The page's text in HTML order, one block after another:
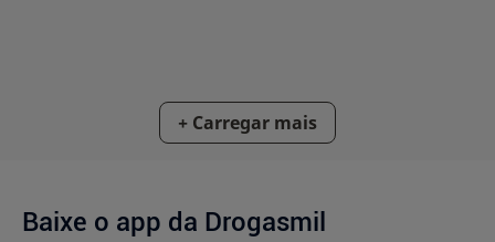
Baixe o app da Drogasmil